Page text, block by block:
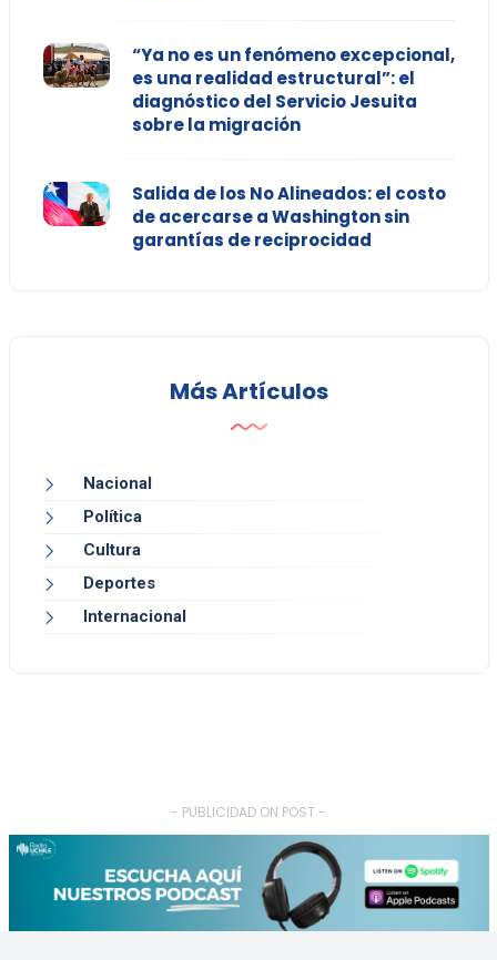
“Ya no es un fenómeno excepcional,
es una realidad estructural”: el
diagnóstico del Servicio Jesuita
sobre la migración
Salida de los No Alineados: el costo
de acercarse a Washington sin
garantías de reciprocidad
Más Artículos
Nacional
Política
Cultura
Deportes
Internacional
- PUBLICIDAD ON POST -